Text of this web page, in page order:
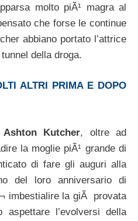
molto piÃ¹ magra al
che forse le continue
abbiano portato l’attrice
della droga.
ALTRI PRIMA E DOPO
Ashton Kutcher, oltre ad
la moglie piÃ¹ grande di
di fare gli auguri alla
del loro anniversario di
imbestialire la giÃ provata
aspettare l’evolversi della